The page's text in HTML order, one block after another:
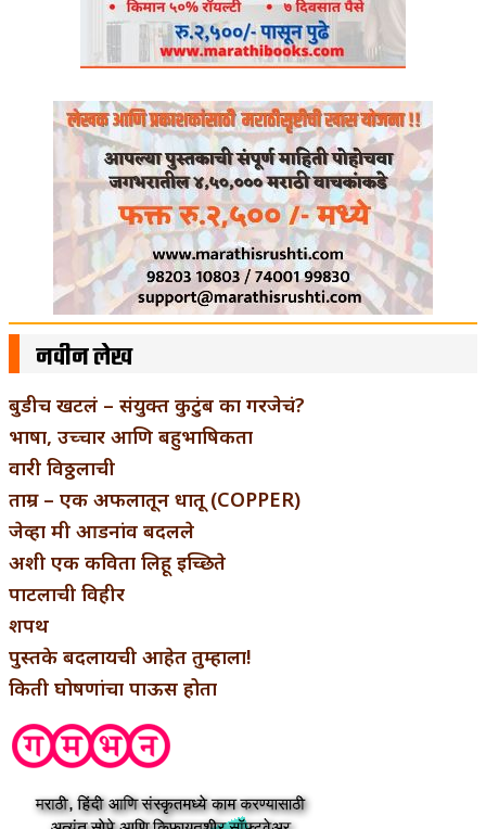
नवीन लेख
बुडीच खटलं – संयुक्त कुटुंब का गरजेचं?
भाषा, उच्चार आणि बहुभाषिकता
वारी विठ्ठलाची
ताम्र – एक अफलातून धातू (COPPER)
जेव्हा मी आडनांव बदलले
अशी एक कविता लिहू इच्छिते
पाटलाची विहीर
शपथ
पुस्तके बदलायची आहेत तुम्हाला!
किती घोषणांचा पाऊस होता